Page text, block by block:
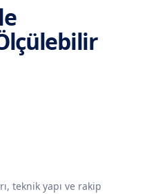
teknik yapı ve rakip